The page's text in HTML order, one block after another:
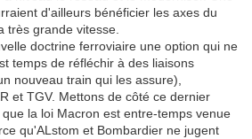
d'ailleurs bénéficier les axes du
très grande vitesse.
doctrine ferroviaire une option qui ne
temps de réfléchir à des liaisons
nouveau train qui les assure),
et TGV. Mettons de côté ce dernier
la loi Macron est entre-temps venue
qu'ALstom et Bombardier ne jugent